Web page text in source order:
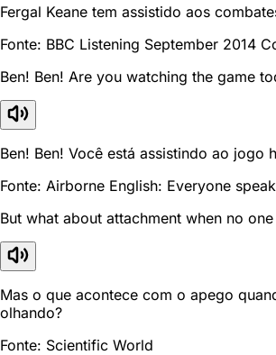
Fergal Keane tem assistido aos
Fonte: BBC Listening September 2014
Ben! Ben! Are you watching the game
Ben! Ben! Você está assistindo ao jogo
Fonte: Airborne English: Everyone
But what about attachment when no
Mas o que acontece com o apego
olhando?
Fonte: Scientific World